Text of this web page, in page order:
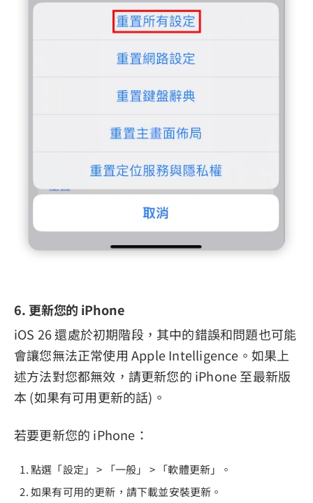
6. 更新您的 iPhone
iOS 26 還處於初期階段，其中的錯誤和問題也可能
會讓您無法正常使用 Apple Intelligence。如果上
述方法對您都無效，請更新您的 iPhone 至最新版
本 (如果有可用更新的話)。
若要更新您的 iPhone：
點選「設定」 > 「一般」 > 「軟體更新」。
如果有可用的更新，請下載並安裝更新。